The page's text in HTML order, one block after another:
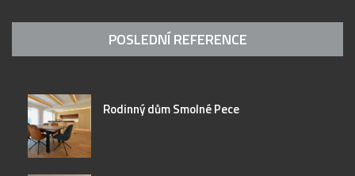
POSLEDNÍ REFERENCE
Rodinný dům Smolné Pece